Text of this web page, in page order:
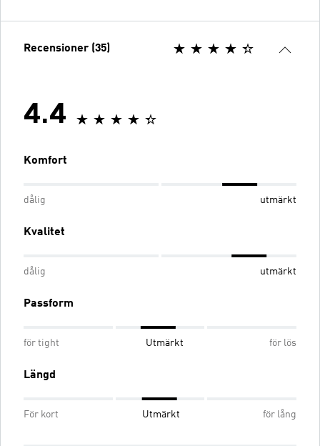
Recensioner (35)
4.4
Komfort
dålig utmärkt
Kvalitet
dålig utmärkt
Passform
för tight Utmärkt för lös
Längd
För kort Utmärkt för lång